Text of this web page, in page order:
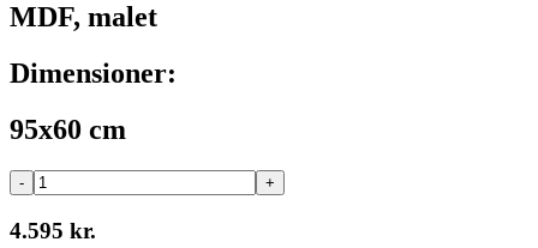
MDF, malet
Dimensioner:
95x60 cm
- +
4.595 kr.